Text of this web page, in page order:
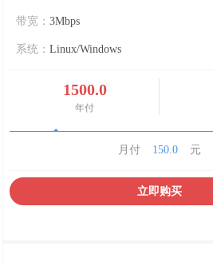
带宽： 3Mbps
系统： Linux/Windows
1500.0
年付
月付 150.0 元
立即购买